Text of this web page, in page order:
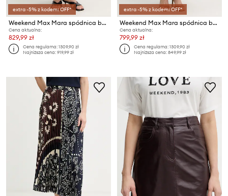
extra -5% z kodem: OFF*
Weekend Max Mara spódnica bawełniana UOMO
Cena aktualna:
829,99 zł
Cena regularna:1309,90 zł
Najniższa cena:919,99 zł
extra -5% z kodem: OFF*
Weekend Max Mara spódnica bawełniana UOMO
Cena aktualna:
799,99 zł
Cena regularna:1309,90 zł
Najniższa cena:849,99 zł